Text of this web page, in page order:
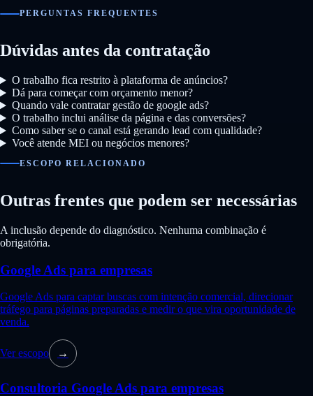
PERGUNTAS FREQUENTES
Dúvidas antes da contratação
O trabalho fica restrito à plataforma de anúncios?
Dá para começar com orçamento menor?
Quando vale contratar gestão de google ads?
O trabalho inclui análise da página e das conversões?
Como saber se o canal está gerando lead com qualidade?
Você atende MEI ou negócios menores?
ESCOPO RELACIONADO
Outras frentes que podem ser necessárias
A inclusão depende do diagnóstico. Nenhuma combinação é
obrigatória.
Google Ads para empresas
Google Ads para captar buscas com intenção comercial, direcionar
tráfego para páginas preparadas e medir o que vira oportunidade de
venda.
Ver escopo →
Consultoria Google Ads para empresas